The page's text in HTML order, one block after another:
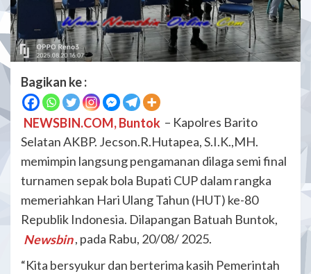
Bagikan ke :
NEWSBIN.COM, Buntok – Kapolres Barito
Selatan AKBP. Jecson.R.Hutapea, S.I.K.,MH.
memimpin langsung pengamanan dilaga semi final
turnamen sepak bola Bupati CUP dalam rangka
memeriahkan Hari Ulang Tahun (HUT) ke-80
Republik Indonesia. Dilapangan Batuah Buntok,
Newsbin , pada Rabu, 20/08/ 2025.
“Kita bersyukur dan berterima kasih Pemerintah